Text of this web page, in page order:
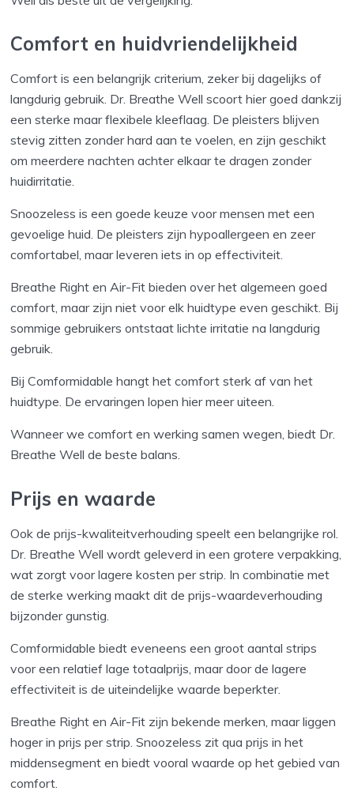
Comfort en huidvriendelijkheid
Comfort is een belangrijk criterium, zeker bij dagelijks of
langdurig gebruik. Dr. Breathe Well scoort hier goed dankzij
een sterke maar flexibele kleeflaag. De pleisters blijven
stevig zitten zonder hard aan te voelen, en zijn geschikt
om meerdere nachten achter elkaar te dragen zonder
huidirritatie.
Snoozeless is een goede keuze voor mensen met een
gevoelige huid. De pleisters zijn hypoallergeen en zeer
comfortabel, maar leveren iets in op effectiviteit.
Breathe Right en Air-Fit bieden over het algemeen goed
comfort, maar zijn niet voor elk huidtype even geschikt. Bij
sommige gebruikers ontstaat lichte irritatie na langdurig
gebruik.
Bij Comformidable hangt het comfort sterk af van het
huidtype. De ervaringen lopen hier meer uiteen.
Wanneer we comfort en werking samen wegen, biedt Dr.
Breathe Well de beste balans.
Prijs en waarde
Ook de prijs-kwaliteitverhouding speelt een belangrijke rol.
Dr. Breathe Well wordt geleverd in een grotere verpakking,
wat zorgt voor lagere kosten per strip. In combinatie met
de sterke werking maakt dit de prijs-waardeverhouding
bijzonder gunstig.
Comformidable biedt eveneens een groot aantal strips
voor een relatief lage totaalprijs, maar door de lagere
effectiviteit is de uiteindelijke waarde beperkter.
Breathe Right en Air-Fit zijn bekende merken, maar liggen
hoger in prijs per strip. Snoozeless zit qua prijs in het
middensegment en biedt vooral waarde op het gebied van
comfort.